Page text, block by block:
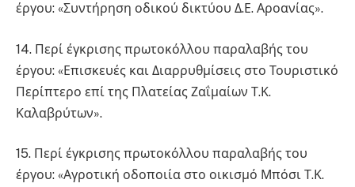
έργου: «Συντήρηση οδικού δικτύου Δ.Ε. Αροανίας».
14. Περί έγκρισης πρωτοκόλλου παραλαβής του
έργου: «Επισκευές και Διαρρυθμίσεις στο Τουριστικό
Περίπτερο επί της Πλατείας Ζαΐμαίων Τ.Κ.
Καλαβρύτων».
15. Περί έγκρισης πρωτοκόλλου παραλαβής του
έργου: «Αγροτική οδοποιία στο οικισμό Μπόσι Τ.Κ.